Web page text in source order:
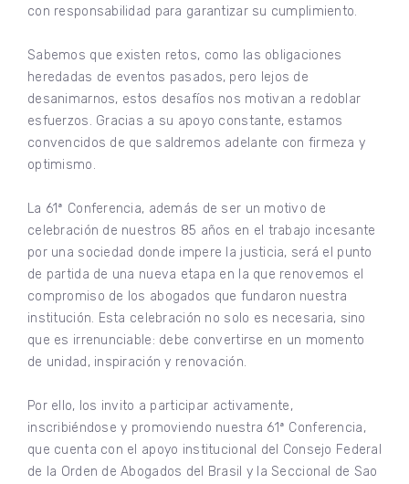
con responsabilidad para garantizar su cumplimiento.
Sabemos que existen retos, como las obligaciones
heredadas de eventos pasados, pero lejos de
desanimarnos, estos desafíos nos motivan a redoblar
esfuerzos. Gracias a su apoyo constante, estamos
convencidos de que saldremos adelante con firmeza y
optimismo.
La 61ª Conferencia, además de ser un motivo de
celebración de nuestros 85 años en el trabajo incesante
por una sociedad donde impere la justicia, será el punto
de partida de una nueva etapa en la que renovemos el
compromiso de los abogados que fundaron nuestra
institución. Esta celebración no solo es necesaria, sino
que es irrenunciable: debe convertirse en un momento
de unidad, inspiración y renovación.
Por ello, los invito a participar activamente,
inscribiéndose y promoviendo nuestra 61ª Conferencia,
que cuenta con el apoyo institucional del Consejo Federal
de la Orden de Abogados del Brasil y la Seccional de Sao